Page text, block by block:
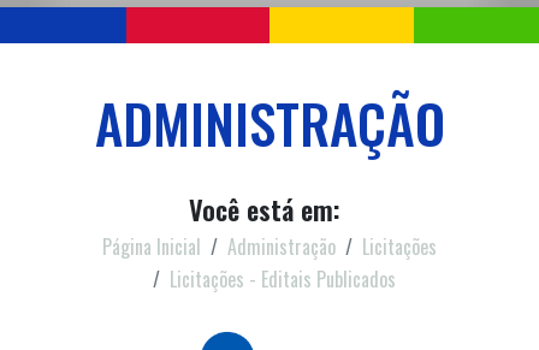
ADMINISTRAÇÃO
Você está em:
Página Inicial Administração
Licitações
Licitações - Editais Publicados